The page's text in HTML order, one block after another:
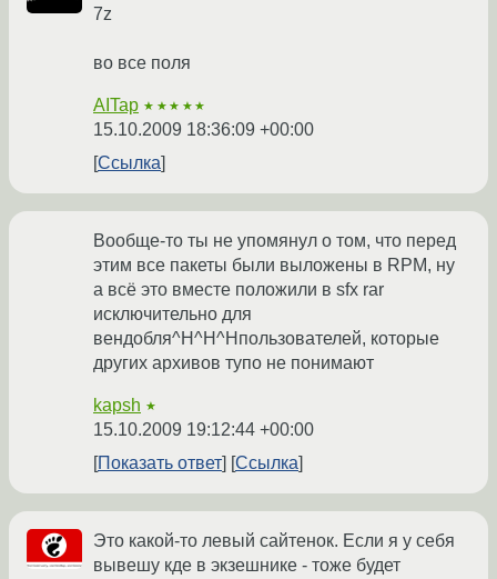
7z
во все поля
AITap ★★★★★
15.10.2009 18:36:09 +00:00
Ссылка
Вообще-то ты не упомянул о том, что перед
этим все пакеты были выложены в RPM, ну
а всё это вместе положили в sfx rar
исключительно для
вендобля^H^H^Hпользователей, которые
других архивов тупо не понимают
kapsh ★
15.10.2009 19:12:44 +00:00
Показать ответ
Ссылка
Это какой-то левый сайтенок. Если я у себя
вывешу кде в экзешнике - тоже будет